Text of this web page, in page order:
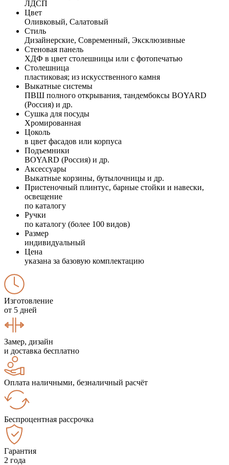
ЛДСП
Цвет
Оливковый, Салатовый
Стиль
Дизайнерские, Современный, Эксклюзивные
Стеновая панель
ХДФ в цвет столешницы или с фотопечатью
Столешница
пластиковая; из искусственного камня
Выкатные системы
ПВШ полного открывания, тандембоксы BOYARD
(Россия) и др.
Сушка для посуды
Хромированная
Цоколь
в цвет фасадов или корпуса
Подъемники
BOYARD (Россия) и др.
Аксессуары
Выкатные корзины, бутылочницы и др.
Пристеночный плинтус, барные стойки и навески,
освещение
по каталогу
Ручки
по каталогу (более 100 видов)
Размер
индивидуальный
Цена
указана за базовую комплектацию
Изготовление
от 5 дней
Замер, дизайн
и доставка бесплатно
Оплата наличными, безналичный расчёт
Беспроцентная рассрочка
Гарантия
2 года